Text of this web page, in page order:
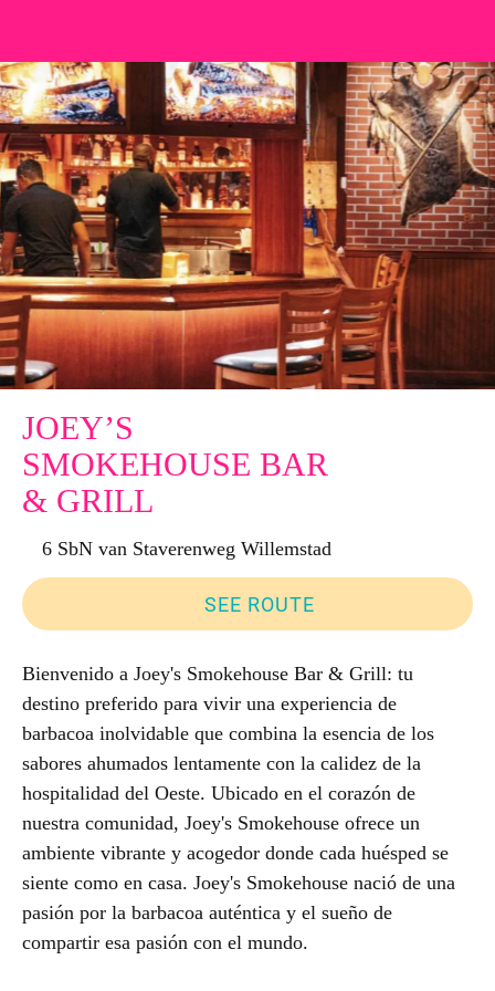
JOEY’S
SMOKEHOUSE BAR
& GRILL
6 SbN van Staverenweg Willemstad
SEE ROUTE
Bienvenido a Joey's Smokehouse Bar & Grill: tu
destino preferido para vivir una experiencia de
barbacoa inolvidable que combina la esencia de los
sabores ahumados lentamente con la calidez de la
hospitalidad del Oeste. Ubicado en el corazón de
nuestra comunidad, Joey's Smokehouse ofrece un
ambiente vibrante y acogedor donde cada huésped se
siente como en casa. Joey's Smokehouse nació de una
pasión por la barbacoa auténtica y el sueño de
compartir esa pasión con el mundo.